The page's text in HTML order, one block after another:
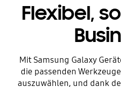
Flexibel,
Mit Samsung Galaxy
die passenden
auszuwählen, und dank